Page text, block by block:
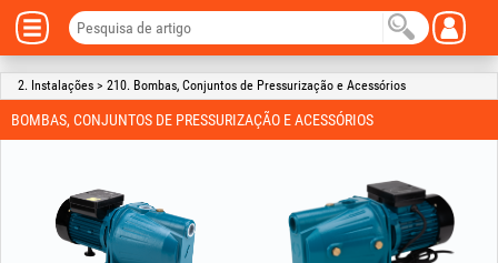
2. Instalações > 210. Bombas, Conjuntos de Pressurização e Acessórios
BOMBAS, CONJUNTOS DE PRESSURIZAÇÃO E ACESSÓRIOS